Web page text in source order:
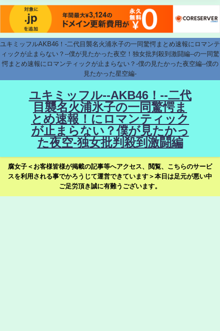
ユキミッフルAKB46！-二代目襲名火浦氷子の一同驚愕まとめ速報にロマンテ
ィックが止まらない？--僕が見たかった夜空！独女批判殺到激闘編--の一同驚
愕まとめ速報にロマンティックが止まらない？-僕の見たかった夜空編--僕の
見たかった星空編-
ユキミッフル--AKB46！--二代
目襲名火浦氷子の一同驚愕ま
とめ速報！にロマンティック
が止まらない？僕が見たかっ
た夜空-独女批判殺到激闘編
腐女子＜お客様皆様が掲載の記事等へアクセス、閲覧、こちらのサービ
スを利用される事でかろうじて運営できています＞本日は足元が悪い中
ご足労頂き誠に有難うございます。